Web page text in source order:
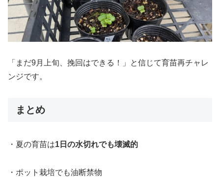
「まだ9月上旬、挽回はできる！」と信じて育苗再チャレ
ンジです。
まとめ
・夏の育苗は1日の水切れでも壊滅的
・ポット栽培でも油断禁物